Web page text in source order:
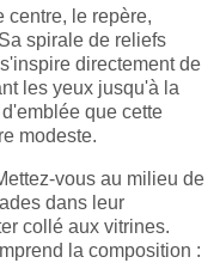
centre, le repère,
spirale de reliefs
directement de
les yeux jusqu'à la
que cette
modeste.
vous au milieu de
dans leur
collé aux vitrines.
la composition :